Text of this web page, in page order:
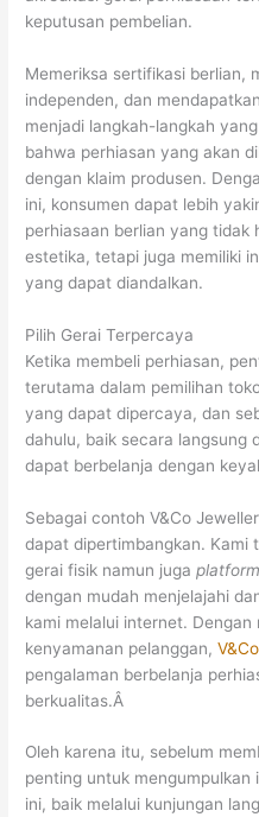
keputusan pembelian.
Memeriksa sertifikasi berlian,
independen, dan
menjadi langkah-langkah
bahwa perhiasan yang akan
dengan klaim produsen.
ini, konsumen dapat lebih
perhiasaan berlian yang tidak
estetika, tetapi juga memiliki
yang dapat diandalkan.
Pilih Gerai Terpercaya
Ketika membeli perhiasan,
terutama dalam pemilihan
yang dapat dipercaya, dan
dahulu, baik secara langsung
dapat berbelanja dengan
Sebagai contoh V&Co
dapat dipertimbangkan. Kami
gerai fisik namun jugaplatform
dengan mudah menjelajahi
kami melalui internet.
kenyamanan pelanggan,
pengalaman berbelanja
berkualitas.Â
Oleh karena itu, sebelum
penting untuk
ini, baik melalui kunjungan